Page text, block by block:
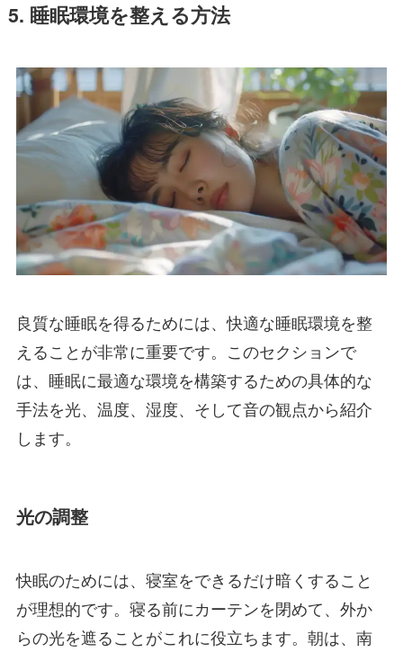
5. 睡眠環境を整える方法
良質な睡眠を得るためには、快適な睡眠環境を整
えることが非常に重要です。このセクションで
は、睡眠に最適な環境を構築するための具体的な
手法を光、温度、湿度、そして音の観点から紹介
します。
光の調整
快眠のためには、寝室をできるだけ暗くすること
が理想的です。寝る前にカーテンを閉めて、外か
らの光を遮ることがこれに役立ちます。朝は、南